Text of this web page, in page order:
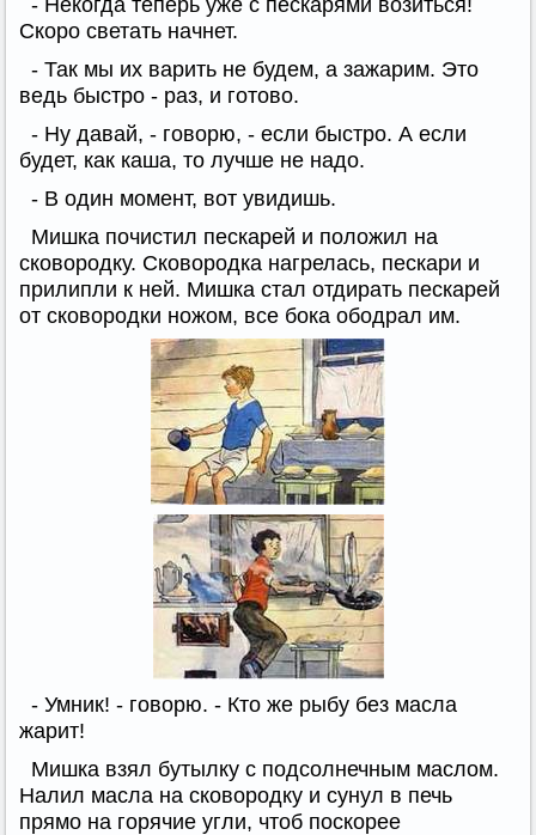
- Некогда теперь уже с пескарями возиться!
Скоро светать начнет.
- Так мы их варить не будем, а зажарим. Это
ведь быстро - раз, и готово.
- Ну давай, - говорю, - если быстро. А если
будет, как каша, то лучше не надо.
- В один момент, вот увидишь.
Мишка почистил пескарей и положил на
сковородку. Сковородка нагрелась, пескари и
прилипли к ней. Мишка стал отдирать пескарей
от сковородки ножом, все бока ободрал им.
- Умник! - говорю. - Кто же рыбу без масла
жарит!
Мишка взял бутылку с подсолнечным маслом.
Налил масла на сковородку и сунул в печь
прямо на горячие угли, чтоб поскорее